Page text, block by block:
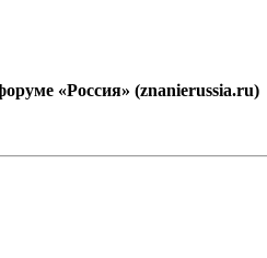
«Россия» (znanierussia.ru)